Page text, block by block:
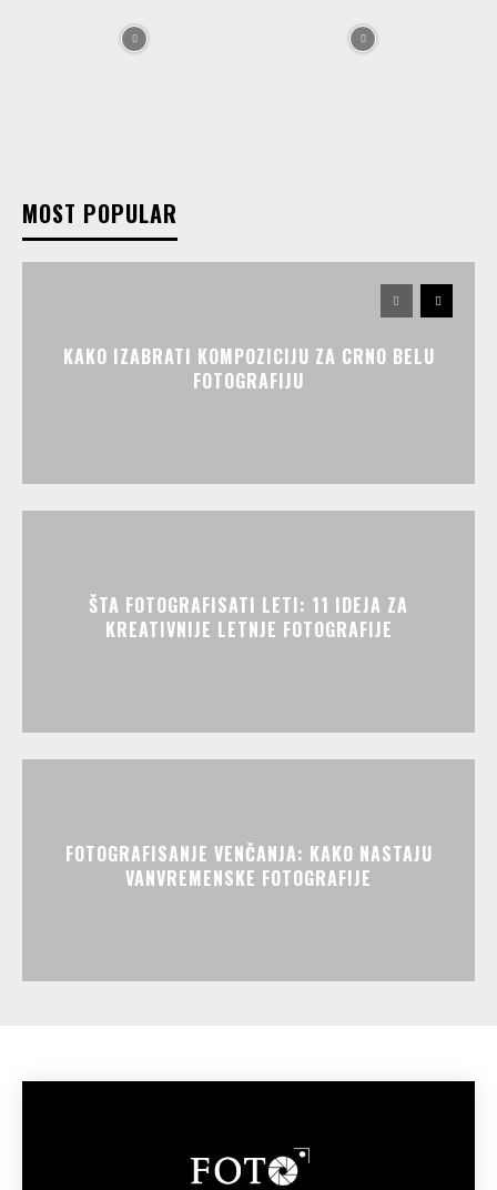
MOST POPULAR
KAKO IZABRATI KOMPOZICIJU ZA CRNO BELU
FOTOGRAFIJU
ŠTA FOTOGRAFISATI LETI: 11 IDEJA ZA
KREATIVNIJE LETNJE FOTOGRAFIJE
FOTOGRAFISANJE VENČANJA: KAKO NASTAJU
VANVREMENSKE FOTOGRAFIJE